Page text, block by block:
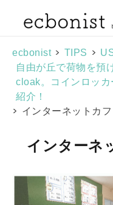
ecbonist > TIPS >
自由が丘で荷物を預
cloak。コインロッ
紹介！
> インターネットカ
インターネ